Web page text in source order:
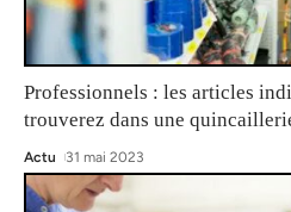
Professionnels : les articles
trouverez dans une
Actu 31 mai 2023